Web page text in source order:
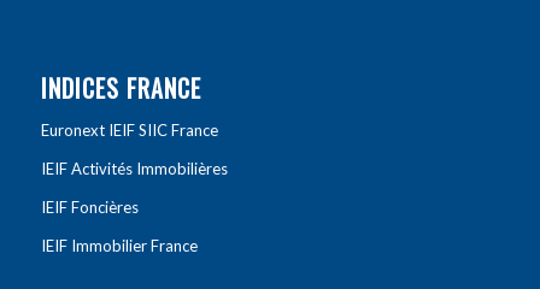
INDICES FRANCE
Euronext IEIF SIIC France
IEIF Activités Immobilières
IEIF Foncières
IEIF Immobilier France